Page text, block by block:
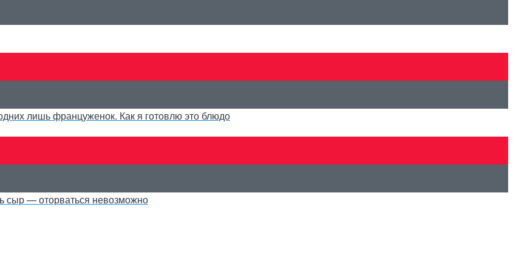
лишь француженок. Как я готовлю это блюдо
сыр — оторваться невозможно